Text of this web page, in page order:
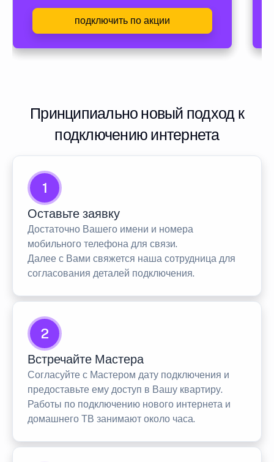
подключить по акции
Принципиально новый подход к
подключению интернета
1
Оставьте заявку
Достаточно Вашего имени и номера
мобильного телефона для связи.
Далее с Вами свяжется наша сотрудница для
согласования деталей подключения.
2
Встречайте Мастера
Согласуйте с Мастером дату подключения и
предоставьте ему доступ в Вашу квартиру.
Работы по подключению нового интернета и
домашнего ТВ занимают около часа.